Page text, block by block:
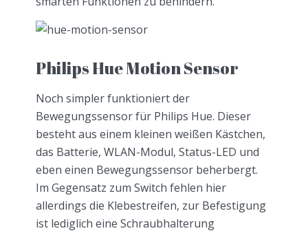
Philips Hue Motion Sensor
Noch simpler funktioniert der
Bewegungssensor für Philips Hue. Dieser
besteht aus einem kleinen weißen Kästchen,
das Batterie, WLAN-Modul, Status-LED und
eben einen Bewegungssensor beherbergt.
Im Gegensatz zum Switch fehlen hier
allerdings die Klebestreifen, zur Befestigung
ist lediglich eine Schraubhalterung